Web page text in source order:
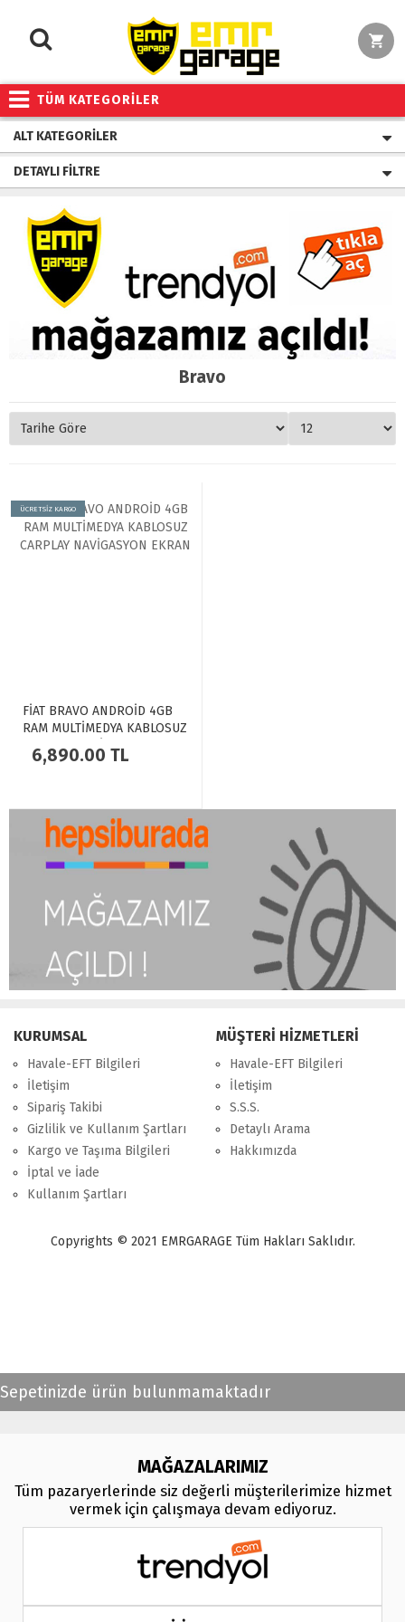
TÜM KATEGORİLER
ALT KATEGORILER
DETAYLI FILTRE
Bravo
ÜCRETSİZ KARGO
FİAT BRAVO ANDROİD 4GB
RAM MULTİMEDYA KABLOSUZ
CARPLAY NAVİGASYON
EKRAN
6,890.00 TL
KURUMSAL
Havale-EFT Bilgileri
İletişim
Sipariş Takibi
Gizlilik ve Kullanım Şartları
Kargo ve Taşıma Bilgileri
İptal ve İade
Kullanım Şartları
MÜŞTERİ HİZMETLERİ
Havale-EFT Bilgileri
İletişim
S.S.S.
Detaylı Arama
Hakkımızda
Copyrights © 2021 EMRGARAGE Tüm Hakları Saklıdır.
Sepetinizde ürün bulunmamaktadır
MAĞAZALARIMIZ
Tüm pazaryerlerinde siz değerli müşterilerimize hizmet
vermek için çalışmaya devam ediyoruz.